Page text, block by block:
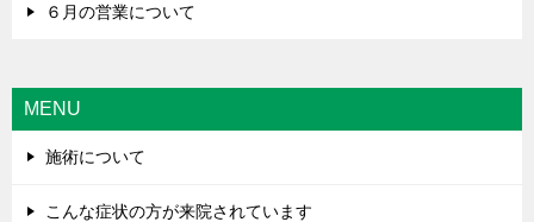
６月の営業について
MENU
施術について
こんな症状の方が来院されています